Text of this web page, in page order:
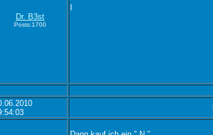
Dr. B3st
Posts:1700